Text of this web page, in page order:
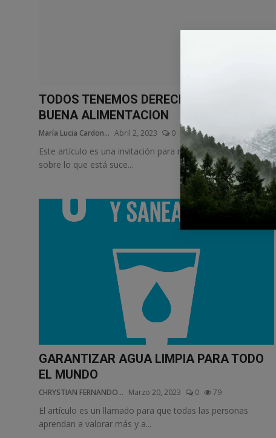
TODOS TENEMOS DERECHO A UNA
BUENA ALIMENTACION
María Lucia Cardon... Abril 2, 2023 0 75
Este artículo es una invitación para reflexionar y actuar
sobre lo que está suce...
GARANTIZAR AGUA LIMPIA PARA TODO
EL MUNDO
CHRYSTIAN FERNANDO... Marzo 20, 2023 0 79
El artículo es un llamado para que todas las personas
aprendan a valorar más y a...